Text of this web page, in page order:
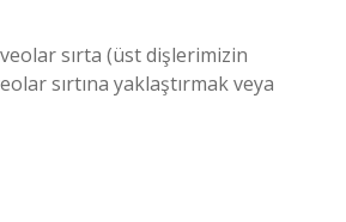
sırta (üst dişlerimizin
sırtına yaklaştırmak veya